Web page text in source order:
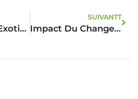
Les Animaux Exotiques Les Plus Dangereux Du Monde
SUIVANTT
Impact Du Changement Climatique Sur Les Espèces Exotiques: Menaces Et Adaptations